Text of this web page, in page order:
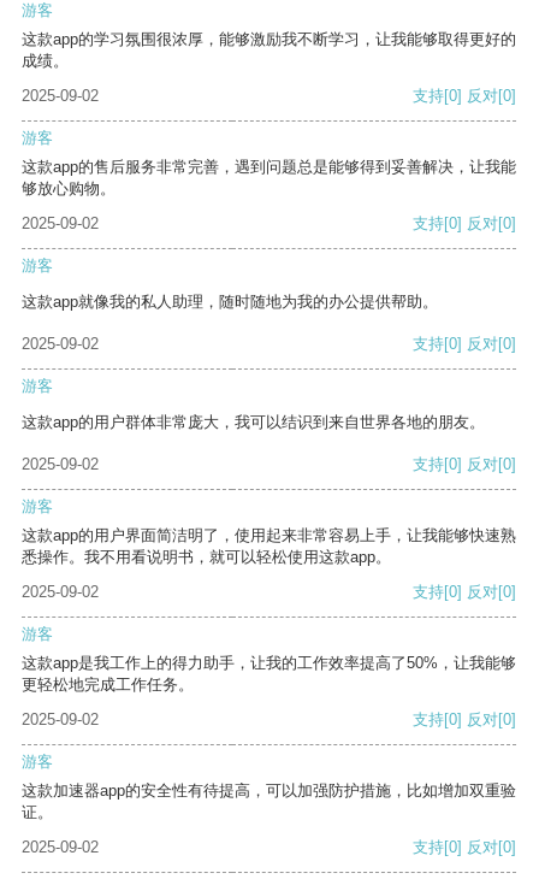
游客
这款app的学习氛围很浓厚，能够激励我不断学习，让我能够取得更好的
成绩。
2025-09-02
支持[0] 反对[0]
游客
这款app的售后服务非常完善，遇到问题总是能够得到妥善解决，让我能
够放心购物。
2025-09-02
支持[0] 反对[0]
游客
这款app就像我的私人助理，随时随地为我的办公提供帮助。
2025-09-02 支持[0] 反对[0]
游客
这款app的用户群体非常庞大，我可以结识到来自世界各地的朋友。
2025-09-02 支持[0] 反对[0]
游客
这款app的用户界面简洁明了，使用起来非常容易上手，让我能够快速熟
悉操作。我不用看说明书，就可以轻松使用这款app。
2025-09-02
支持[0] 反对[0]
游客
这款app是我工作上的得力助手，让我的工作效率提高了50%，让我能够
更轻松地完成工作任务。
2025-09-02
支持[0] 反对[0]
游客
这款加速器app的安全性有待提高，可以加强防护措施，比如增加双重验
证。
2025-09-02
支持[0] 反对[0]